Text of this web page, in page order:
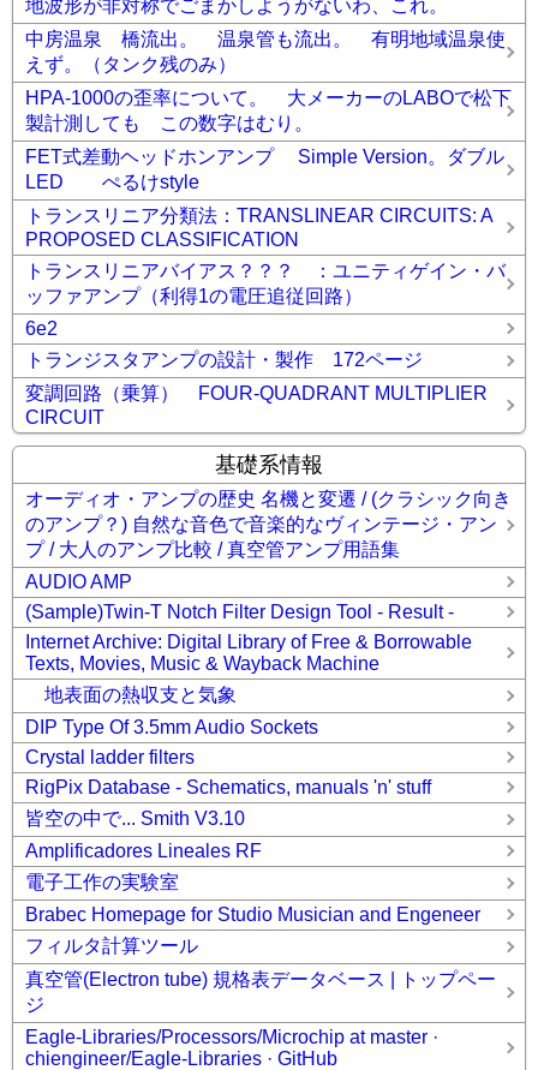
地波形が非対称でごまかしようがないわ、これ。
中房温泉 橋流出。 温泉管も流出。 有明地域温泉使
えず。（タンク残のみ）
HPA-1000の歪率について。 大メーカーのLABOで松下
製計測しても この数字はむり。
FET式差動ヘッドホンアンプ Simple Version。ダブル
LED ぺるけstyle
トランスリニア分類法：TRANSLINEAR CIRCUITS: A
PROPOSED CLASSIFICATION
トランスリニアバイアス？？？ ：ユニティゲイン・バ
ッファアンプ（利得1の電圧追従回路）
6e2
トランジスタアンプの設計・製作 172ページ
変調回路（乗算） FOUR-QUADRANT MULTIPLIER
CIRCUIT
基礎系情報
オーディオ・アンプの歴史 名機と変遷 / (クラシック向き
のアンプ？) 自然な音色で音楽的なヴィンテージ・アン
プ / 大人のアンプ比較 / 真空管アンプ用語集
AUDIO AMP
(Sample)Twin-T Notch Filter Design Tool - Result -
Internet Archive: Digital Library of Free & Borrowable
Texts, Movies, Music & Wayback Machine
地表面の熱収支と気象
DIP Type Of 3.5mm Audio Sockets
Crystal ladder filters
RigPix Database - Schematics, manuals 'n' stuff
皆空の中で... Smith V3.10
Amplificadores Lineales RF
電子工作の実験室
Brabec Homepage for Studio Musician and Engeneer
フィルタ計算ツール
真空管(Electron tube) 規格表データベース | トップペー
ジ
Eagle-Libraries/Processors/Microchip at master ·
chiengineer/Eagle-Libraries · GitHub